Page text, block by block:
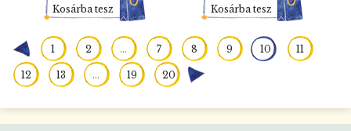
Kosárba tesz Kosárba tesz
« 1 2 ... 7 8 9 10 11
12 13 ... 19 20 »